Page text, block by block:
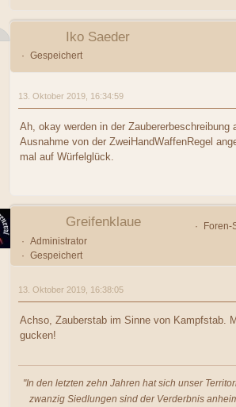
Iko Saeder
Gespeichert
13. Oktober 2019, 16:34:59
Ah, okay werden in der Zaubererbeschreibung
Ausnahme von der ZweiHandWaffenRegel
mal auf Würfelglück.
Greifenklaue
Foren-
Administrator
Gespeichert
13. Oktober 2019, 16:38:05
Achso, Zauberstab im Sinne von Kampfstab.
gucken!
"In den letzten zehn Jahren hat sich unser
zwanzig Siedlungen sind der Verderbnis